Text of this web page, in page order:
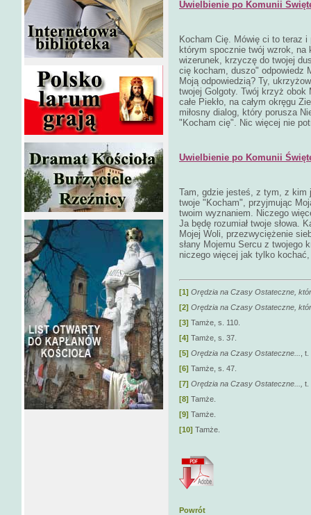
Uwielbienie po Komunii
Kocham Cię. Mówię ci to teraz
którym spocznie twój wzrok,
wizerunek, krzyczę do twojej
cię kocham, duszo" odpowiedz
Moją odpowiedzią? Ty,
twojej Golgoty. Twój krzyż obok
całe Piekło, na całym okręgu
miłosny dialog, który porusza
"Kocham cię". Nic więcej nie
Uwielbienie po Komunii
Tam, gdzie jesteś, z tym, z kim
twoje "Kocham", przyjmując
twoim wyznaniem. Niczego
Ja będę rozumiał twoje słowa.
Mojej Woli, przezwyciężenie
słany Mojemu Sercu z twojego
niczego więcej jak tylko
[1] Orędzia na Czasy Ostateczne,
[2] Orędzia na Czasy Ostateczne,
[3] Tamże, s. 110.
[4] Tamże, s. 37.
[5] Orędzia na Czasy Ostateczne...
,
[6] Tamże, s. 47.
[7] Orędzia na Czasy Ostateczne..., t.
[8] Tamże.
[9] Tamże.
[10] Tamże.
Powrót